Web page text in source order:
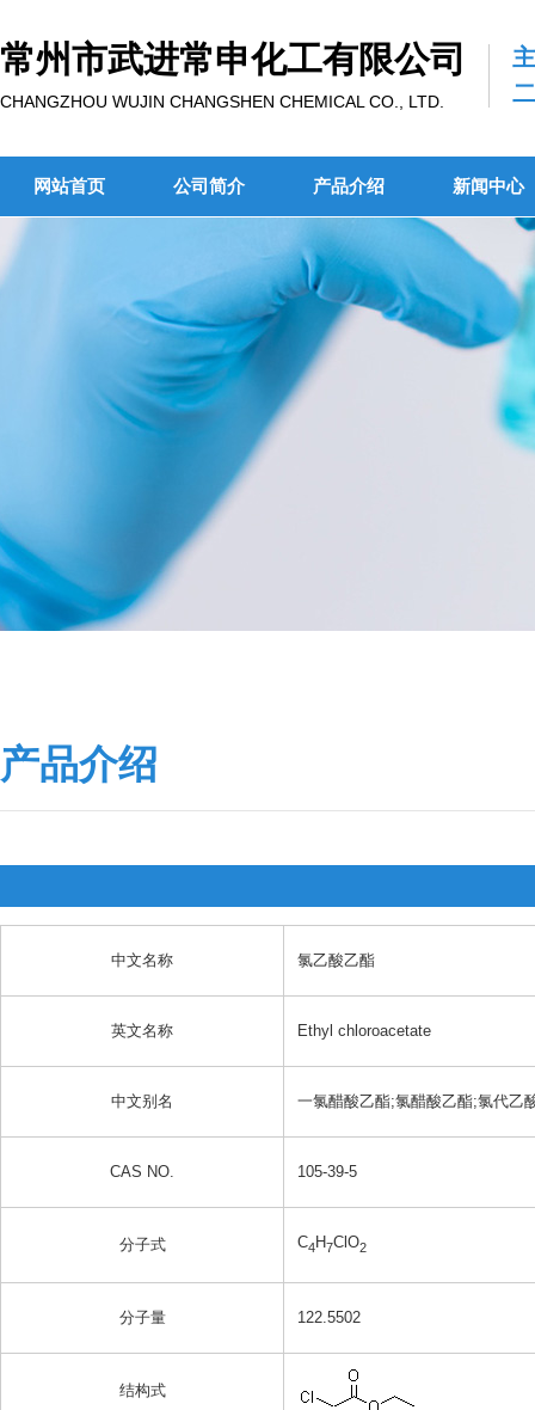
常州市武进常申化工有限公司
CHANGZHOU WUJIN CHANGSHEN CHEMICAL CO., LTD.
网站首页 公司简介 产品介绍 新闻中心
产品介绍
中文名称 氯乙酸乙酯
英文名称 Ethyl chloroacetate
中文别名 一氯醋酸乙酯;氯醋酸乙酯;氯代乙
CAS NO. 105-39-5
分子式 C4H7ClO2
分子量 122.5502
结构式